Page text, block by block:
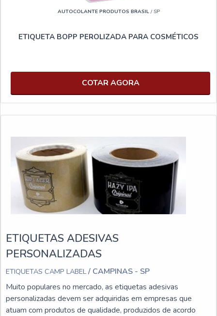
AUTOCOLANTE PRODUTOS BRASIL/ SP
ETIQUETA BOPP PEROLIZADA PARA COSMÉTICOS
COTAR AGORA
ETIQUETAS ADESIVAS
PERSONALIZADAS
ETIQUETAS CAMP LABEL / CAMPINAS - SP
Muito populares no mercado, as etiquetas adesivas
personalizadas devem ser adquiridas em empresas que
atuam com produtos de qualidade, produzidos de acordo